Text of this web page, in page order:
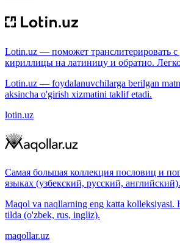
Lotin.uz — поможет транслитерировать с
кириллицы на латиницу и обратно.
Lotin.uz — foydalanuvchilarga berilgan
aksincha o'girish xizmatini taklif etadi.
lotin.uz
Самая большая коллекция пословиц и
языках (узбекский, русский, английский).
Maqol va naqllarning eng katta kolleksiyasi.
tilda (o'zbek, rus, ingliz).
maqollar.uz